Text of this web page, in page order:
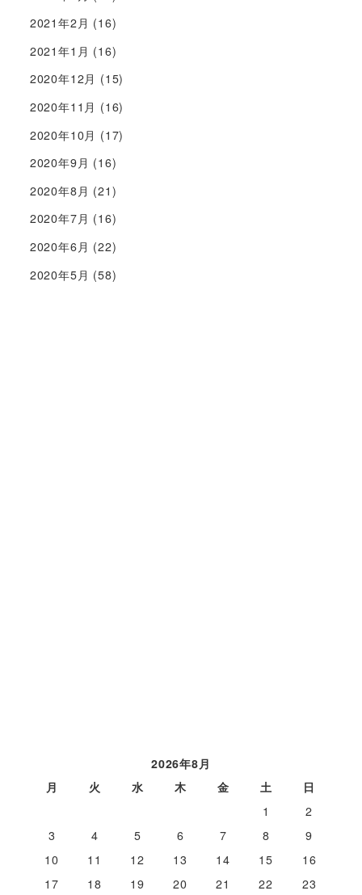
2021年2月 (16)
2021年1月 (16)
2020年12月 (15)
2020年11月 (16)
2020年10月 (17)
2020年9月 (16)
2020年8月 (21)
2020年7月 (16)
2020年6月 (22)
2020年5月 (58)
2026年8月
月
火 水 木 金 土
日
1
2
3
4 5 6 7 8
9
10
11 12 13 14 15
16
17
18 19 20 21 22
23